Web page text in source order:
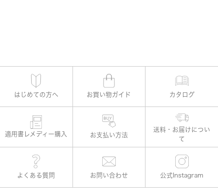
はじめての方へ お買い物ガイド カタログ
適用書レメディー購入 お支払い方法
よくある質問 お問い合わせ 公式Instagram